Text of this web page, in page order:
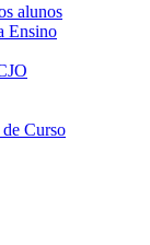
alunos
Ensino
Curso